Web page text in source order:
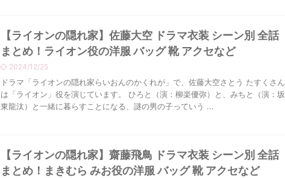
【ライオンの隠れ家】佐藤大空 ドラマ衣装 シーン別 全話
まとめ！ライオン役の洋服 バッグ 靴 アクセなど
2024/12/25
ドラマ「ライオンの隠れ家らいおんのかくれが」で、佐藤大空さとう たすくさん
は「ライオン」役を演じています。 ひろと（演：柳楽優弥）と、みちと（演：坂
東龍汰）と一緒に暮らすことになる、謎の男の子っていう ...
【ライオンの隠れ家】齋藤飛鳥 ドラマ衣装 シーン別 全話
まとめ！まきむら みお役の洋服 バッグ 靴 アクセなど